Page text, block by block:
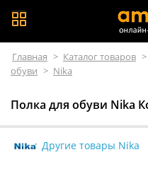
Главная > Каталог товаров >
обуви > Nika
Полка для обуви Nika
Другие товары Nika